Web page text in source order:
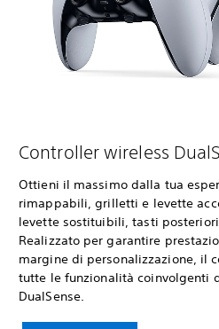
Controller wireless
Ottieni il massimo dalla tua
rimappabili, grilletti e levette
levette sostituibili, tasti
Realizzato per garantire
margine di personalizzazione, il
tutte le funzionalità coinvolgenti
DualSense.